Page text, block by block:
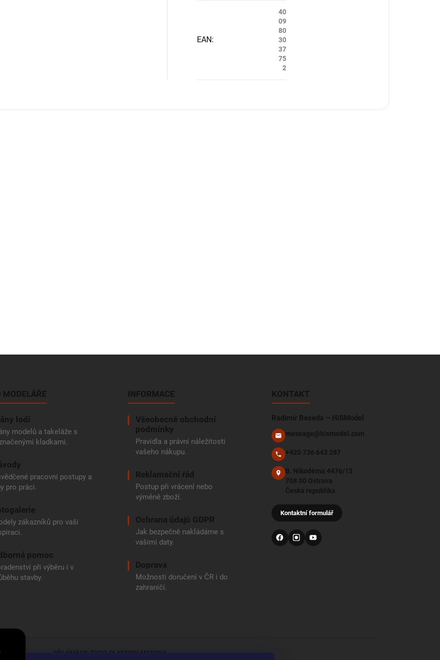
EAN:
40
09
80
30
37
75
2
MODELÁŘE
lodí
modelů a takeláže s
kladkami.
pracovní postupy a
pro práci.
zákazníků pro vaši
pomoc
při výběru i v
stavby.
INFORMACE
Všeobecné obchodní
podmínky
Pravidla a právní náležitosti
vašeho nákupu.
Reklamační řád
Postup při vrácení nebo
výměně zboží.
Ochrana údajů GDPR
Jak bezpečně nakládáme s
vašimi daty.
Doprava
Možnosti doručení v ČR i do
zahraničí.
KONTAKT
Radimír Beseda – HiSModel
message@hismodel.com
+420 736 643 287
B. Nikodéma 4476/15
708 00 Ostrava
Česká republika
Kontaktní formulář
PŘIJÍMÁME TYTO PLATEBNÍ METODY